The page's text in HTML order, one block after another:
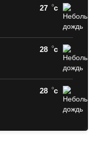
27 c
28 c
28 c